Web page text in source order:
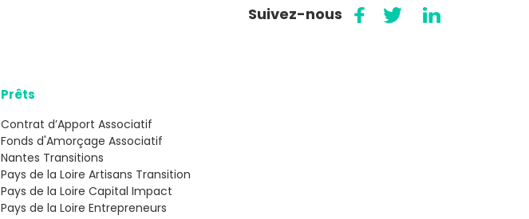
Suivez-nous
Prêts
Contrat d’Apport Associatif
Fonds d'Amorçage Associatif
Nantes Transitions
Pays de la Loire Artisans Transition
Pays de la Loire Capital Impact
Pays de la Loire Entrepreneurs